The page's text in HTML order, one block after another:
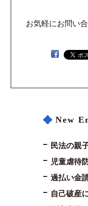
お気軽にお問い
New
民法の親
児童虐待
過払い金
自己破産